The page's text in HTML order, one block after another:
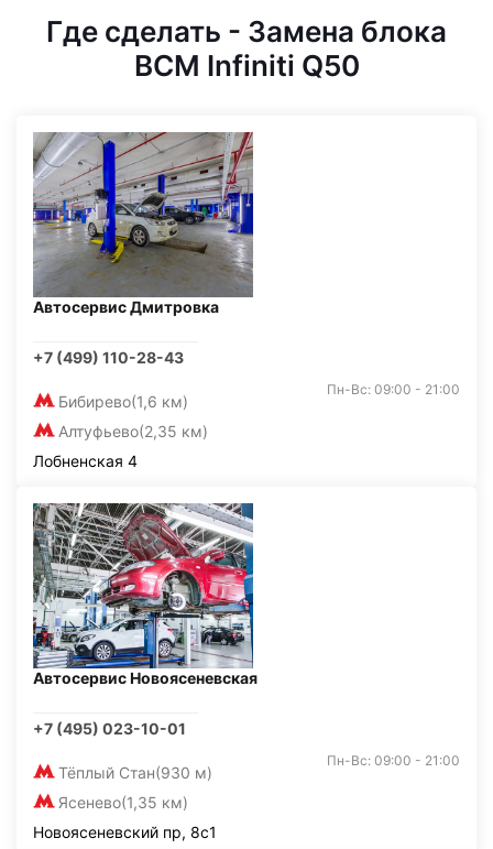
Где сделать - Замена блока
BCM Infiniti Q50
Автосервис Дмитровка
+7 (499) 110-28-43
Бибирево(1,6 км)
Алтуфьево(2,35 км)
Пн-Вс: 09:00 - 21:00
Лобненская 4
Автосервис Новоясеневская
+7 (495) 023-10-01
Тёплый Стан(930 м)
Ясенево(1,35 км)
Пн-Вс: 09:00 - 21:00
Новоясеневский пр, 8с1